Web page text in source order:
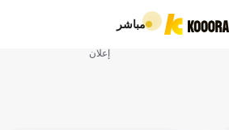
مباشر
إعلان